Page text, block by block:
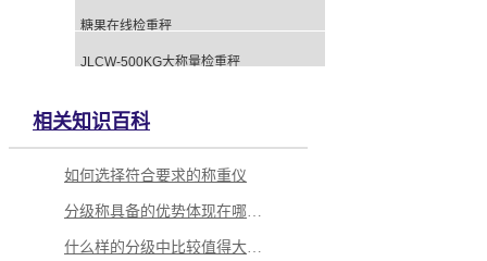
糖果在线检重秤
JLCW-500KG大称量检重秤
相关知识百科
如何选择符合要求的称重仪